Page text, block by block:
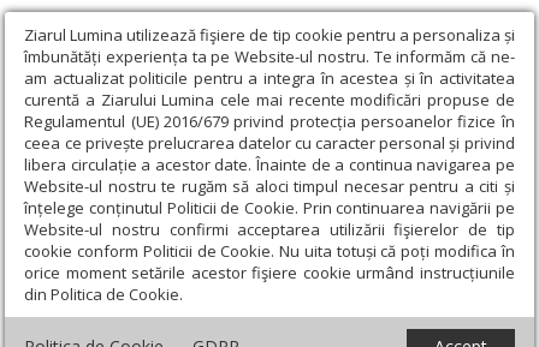
Ziarul Lumina utilizează fişiere de tip cookie pentru a personaliza și
îmbunătăți experiența ta pe Website-ul nostru. Te informăm că ne-
am actualizat politicile pentru a integra în acestea și în activitatea
curentă a Ziarului Lumina cele mai recente modificări propuse de
Regulamentul (UE) 2016/679 privind protecția persoanelor fizice în
ceea ce privește prelucrarea datelor cu caracter personal și privind
libera circulație a acestor date. Înainte de a continua navigarea pe
Website-ul nostru te rugăm să aloci timpul necesar pentru a citi și
înțelege conținutul Politicii de Cookie. Prin continuarea navigării pe
Website-ul nostru confirmi acceptarea utilizării fişierelor de tip
cookie conform Politicii de Cookie. Nu uita totuși că poți modifica în
orice moment setările acestor fişiere cookie urmând instrucțiunile
din Politica de Cookie.
Ziarul Lumina › Actualitate religioasă › Știri › Serbare istorică a
hramului de toamnă al Catedralei Patriarhale
Serbare istorică a hramului de toamnă al
Catedralei Patriarhale